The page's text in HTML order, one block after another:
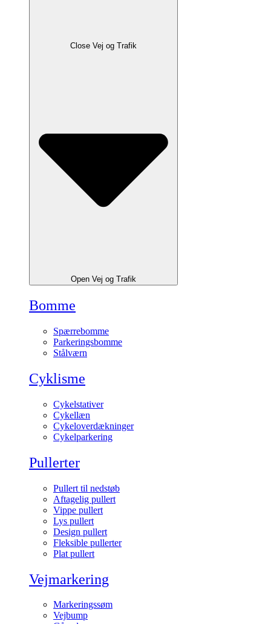
Close Vej og Trafik
Open Vej og Trafik
Bomme
Spærrebomme
Parkeringsbomme
Stålværn
Cyklisme
Cykelstativer
Cykellæn
Cykeloverdækninger
Cykelparkering
Pullerter
Pullert til nedstøb
Aftagelig pullert
Vippe pullert
Lys pullert
Design pullert
Fleksible pullerter
Plat pullert
Vejmarkering
Markeringssøm
Vejbump